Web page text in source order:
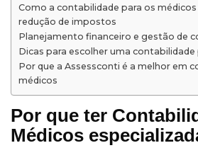
Como a contabilidade para os
redução de impostos
Planejamento financeiro e gestão de
Dicas para escolher uma contabilidade
Por que a Assessconti é a melhor em
médicos
Por que ter
Médicos